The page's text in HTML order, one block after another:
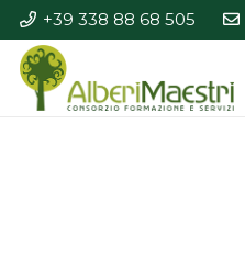
+39 338 88 68 505